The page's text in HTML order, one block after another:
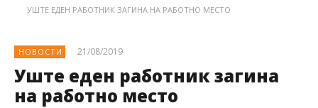
УШТЕ ЕДЕН РАБОТНИК ЗАГИНА НА РАБОТНО МЕСТО
НОВОСТИ 21/08/2019
Уште еден работник загина
на работно место